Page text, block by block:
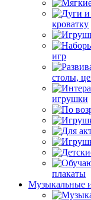
кроватку
игр
столы,
игрушки
плакаты
Музыкальные